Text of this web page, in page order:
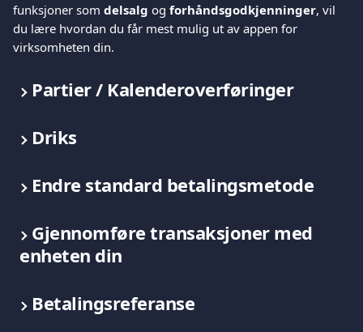
funksjoner som delsalg og forhåndsgodkjenninger, vil
du lære hvordan du får mest mulig ut av appen for
virksomheten din.
Partier / Kalenderoverføringer
Driks
Endre standard betalingsmetode
Gjennomføre transaksjoner med
enheten din
Betalingsreferanse